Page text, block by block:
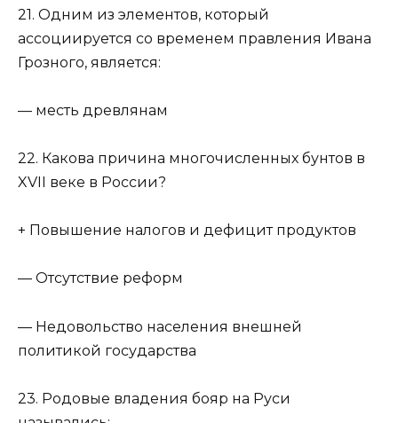
21. Одним из элементов, который
ассоциируется со временем правления Ивана
Грозного, является:
— месть древлянам
22. Какова причина многочисленных бунтов в
XVII веке в России?
+ Повышение налогов и дефицит продуктов
— Отсутствие реформ
— Недовольство населения внешней
политикой государства
23. Родовые владения бояр на Руси